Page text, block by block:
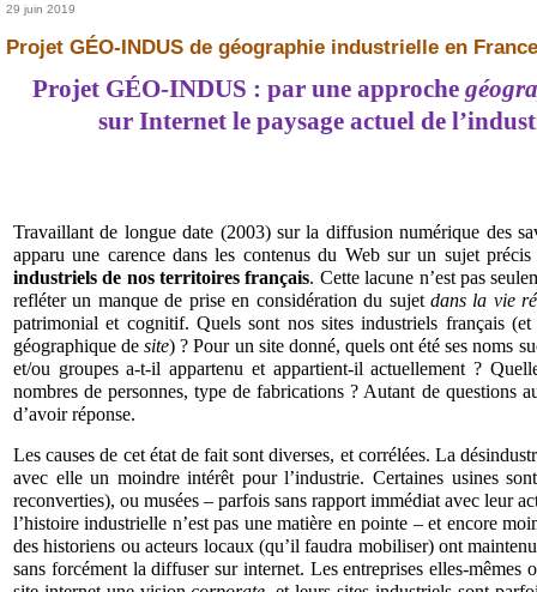
29 juin 2019
Projet GÉO-INDUS de géographie industrielle en France
Projet GÉO-INDUS : par une approche
sur Internet le paysage actuel de
Travaillant de longue date (2003) sur la diffusion numérique des
apparu une carence dans les contenus du Web sur un sujet
industriels de nos territoires français. Cette lacune n’est pas
refléter un manque de prise en considération du sujet dans la vie
patrimonial et cognitif. Quels sont nos sites industriels français
géographique desite) ? Pour un site donné, quels ont été ses noms
et/ou groupes a-t-il appartenu et appartient-il actuellement ?
nombres de personnes, type de fabrications ? Autant de questions
d’avoir réponse.
Les causes de cet état de fait sont diverses, et corrélées. La
avec elle un moindre intérêt pour l’industrie. Certaines usines
reconverties), ou musées – parfois sans rapport immédiat avec leur
l’histoire industrielle n’est pas une matière en pointe – et encore
des historiens ou acteurs locaux (qu’il faudra mobiliser) ont
sans forcément la diffuser sur internet. Les entreprises elles-mêmes